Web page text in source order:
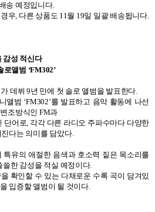
송 예정입니다.
우, 다른 상품도 11월 19일 일괄 배송됩니다.
감성 적신다
로앨범 ‘FM302’
데뷔 9년 만에 첫 솔로 앨범을 발표한다.
앨범 ‘FM302’를 발표하고 음악 활동에 나선
조방식인 FM과
단어로, 각각 다른 라디오 주파수마다 다양한
다는 의미를 담았다.
유의 애절한 음색과 호소력 짙은 목소리를
쓸한 감성을 적실 예정이다.
확인할 수 있는 다채로운 수록 곡이 담겨있
입증할 앨범이 될 것이다.